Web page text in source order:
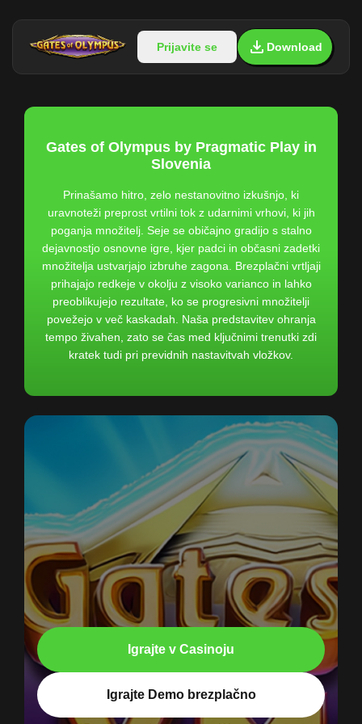
Prijavite se Download
Gates of Olympus by Pragmatic Play in
Slovenia
Prinašamo hitro, zelo nestanovitno izkušnjo, ki
uravnoteži preprost vrtilni tok z udarnimi vrhovi, ki jih
poganja množitelj. Seje se običajno gradijo s stalno
dejavnostjo osnovne igre, kjer padci in občasni zadetki
množitelja ustvarjajo izbruhe zagona. Brezplačni vrtljaji
prihajajo redkeje v okolju z visoko varianco in lahko
preoblikujejo rezultate, ko se progresivni množitelji
povežejo v več kaskadah. Naša predstavitev ohranja
tempo živahen, zato se čas med ključnimi trenutki zdi
kratek tudi pri previdnih nastavitvah vložkov.
Igrajte v Casinoju
Igrajte Demo brezplačno